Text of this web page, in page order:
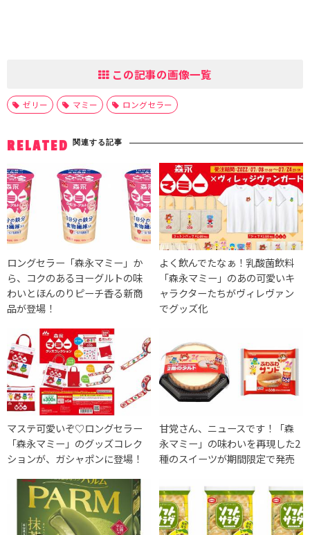
この記事の画像一覧
ゼリー マミー ロングセラー
RELATED 関連する記事
ロングセラー「森永マミー」か
ら、コクのあるヨーグルトの味
わいとほんのりピーチ香る新商
品が登場！
よく飲んでたなぁ！乳酸菌飲料
「森永マミー」のあの可愛いキ
ャラクターたちがヴィレヴァン
でグッズ化
マステ可愛いぞ♡ロングセラー
「森永マミー」のグッズコレク
ションが、ガシャポンに登場！
甘党さん、ニュースです！「森
永マミー」の味わいを再現した2
種のスイーツが期間限定で発売